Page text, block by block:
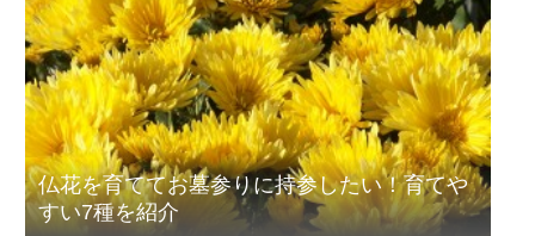
仏花を育ててお墓参りに持参したい！育てや
すい7種を紹介